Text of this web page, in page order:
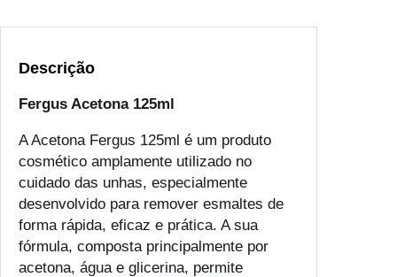
Descrição
Fergus Acetona 125ml
AAcetona Fergus 125ml é um produto
cosmético amplamente utilizado no
cuidado das unhas, especialmente
desenvolvido para remover esmaltes de
forma rápida, eficaz e prática. A sua
fórmula, composta principalmente por
acetona, água e glicerina, permite